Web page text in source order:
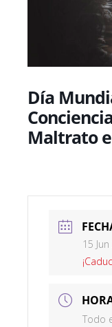
Día
Maltrato
15
Todo